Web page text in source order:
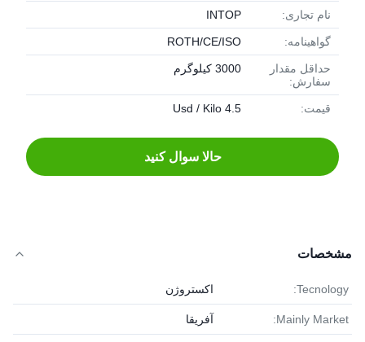
نام تجاری: INTOP
گواهینامه: ROTH/CE/ISO
حداقل مقدار
سفارش:
3000 کیلوگرم
قیمت: 4.5 Usd / Kilo
حالا سوال کنيد
مشخصات
Tecnology: اکستروژن
Mainly Market: آفریقا